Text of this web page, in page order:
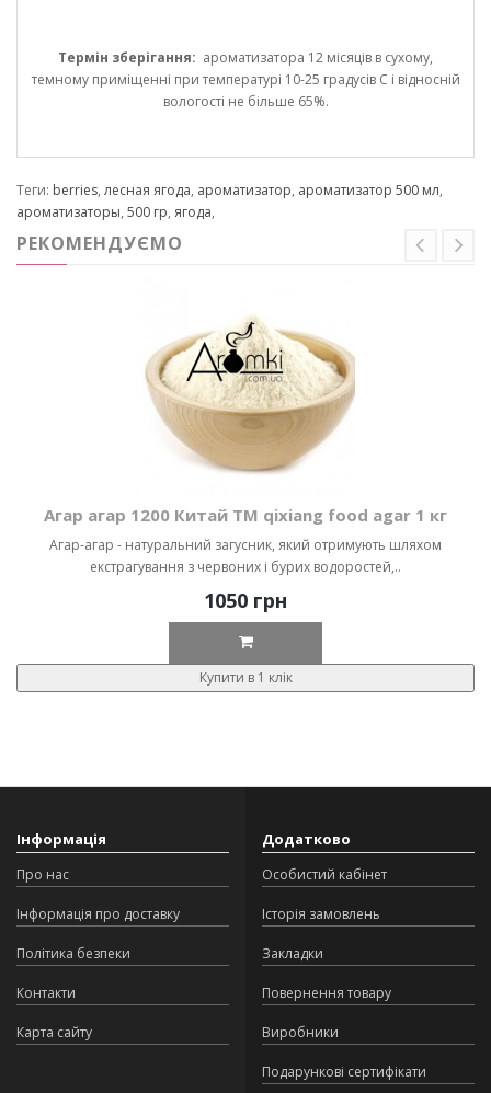
Термін зберігання: ароматизатора 12 місяців в сухому,
темному приміщенні при температурі 10-25 градусів С і відносній
вологості не більше 65%.
Теги: berries, лесная ягода, ароматизатор, ароматизатор 500 мл,
ароматизаторы, 500 гр, ягода,
РЕКОМЕНДУЄМО
Агар агар 1200 Китай ТМ qixiang food agar 1 кг
Агар-агар - натуральний загусник, який отримують шляхом
екстрагування з червоних і бурих водоростей,..
1050 грн
Купити в 1 клік
Інформація
Про нас
Інформація про доставку
Політика безпеки
Контакти
Карта сайту
Додатково
Особистий кабінет
Історія замовлень
Закладки
Повернення товару
Виробники
Подарункові сертифікати